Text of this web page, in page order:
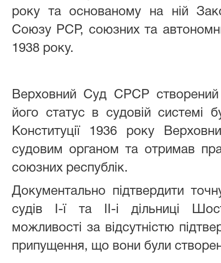
року та основаному на ній
Союзу РСР, союзних та
1938 року.
Верховний Суд СРСР створений
його статус в судовій системі
Конституції 1936 року
судовим органом та отримав
союзних республік.
Документально підтвердити
судів І-ї та ІІ-і дільниці
можливості за відсутністю
припущення, що вони були